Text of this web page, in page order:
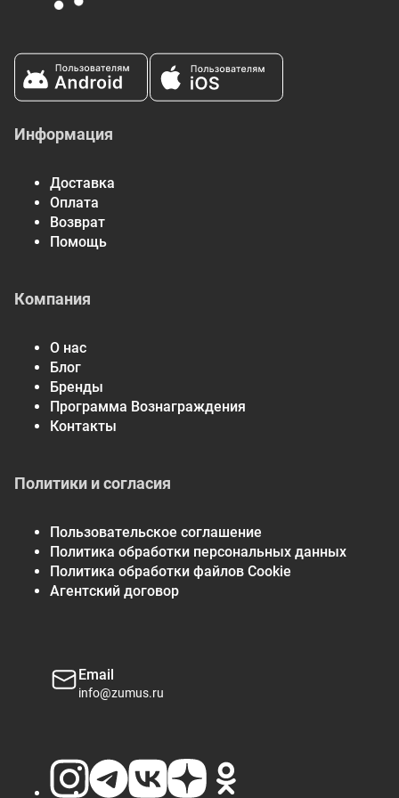
Информация
Доставка
Оплата
Возврат
Помощь
Компания
О нас
Блог
Бренды
Программа Вознаграждения
Контакты
Политики и согласия
Пользовательское соглашение
Политика обработки персональных данных
Политика обработки файлов Cookie
Агентский договор
Email
info@zumus.ru